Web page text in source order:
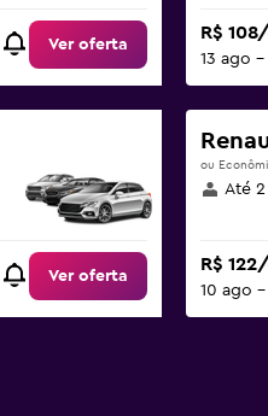
Ver oferta
R$
13 ago -
Ver oferta
ou
Até 2
R$
10 ago -